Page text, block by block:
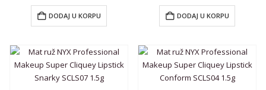
DODAJ U KORPU DODAJ U KORPU